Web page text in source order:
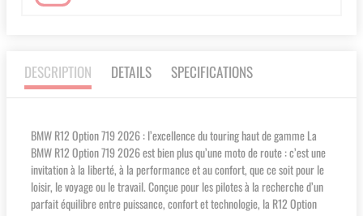
DESCRIPTION DETAILS SPECIFICATIONS
BMW R12 Option 719 2026 : l’excellence du touring haut de gamme La
BMW R12 Option 719 2026 est bien plus qu’une moto de route : c’est une
invitation à la liberté, à la performance et au confort, que ce soit pour le
loisir, le voyage ou le travail. Conçue pour les pilotes à la recherche d’un
parfait équilibre entre puissance, confort et technologie, la R12 Option